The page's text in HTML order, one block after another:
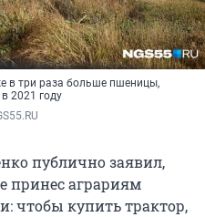
в три раза больше пшеницы,
в 2021 году
публично заявил,
принес аграриям
чтобы купить трактор,